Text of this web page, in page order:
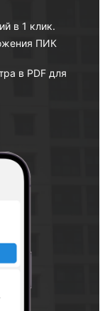
в 1 клик.
ПИК
в PDF для